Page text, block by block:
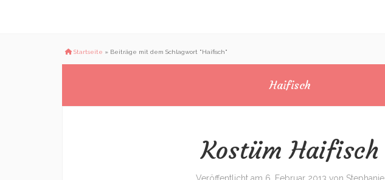
Startseite » Beiträge mit dem Schlagwort "Haifisch"
Haifisch
Kostüm Haifisch